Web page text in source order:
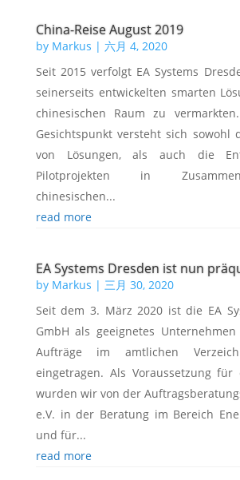
China-Reise August 2019
by Markus | 六月 4, 2020
Seit 2015 verfolgt EA Systems
seinerseits entwickelten smarten
chinesischen Raum zu
Gesichtspunkt versteht sich sowohl
von Lösungen, als auch die
Pilotprojekten in
chinesischen...
read more
EA Systems Dresden ist nun
by Markus | 三月 30, 2020
Seit dem 3. März 2020 ist die EA
GmbH als geeignetes
Aufträge im amtlichen
eingetragen. Als Voraussetzung für
wurden wir von der
e.V. in der Beratung im Bereich
und für...
read more